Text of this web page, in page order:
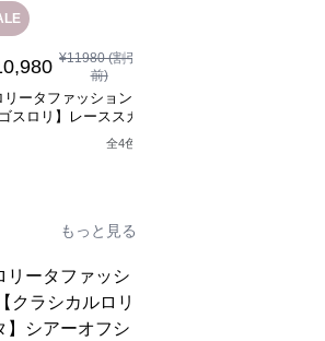
¥11980(割引
前)
リータファッション
ゴスロリ】レーススカ
トワンピース~館の庭
全4色
もっと見る